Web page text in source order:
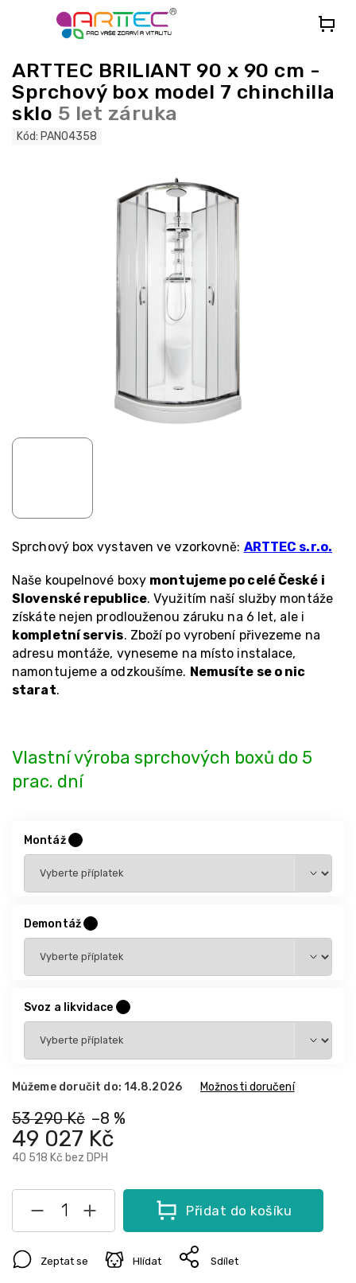
ARTTEC BRILIANT 90 x 90 cm -
Sprchový box model 7 chinchilla
sklo 5 let záruka
Kód: PAN04358
53 290 Kč –8 %
49 027 Kč
40 518 Kč bez DPH
Vlastní výroba sprchových boxů do 5
prac. dní
Montáž
Demontáž
Svoz a likvidace
Můžeme doručit do: 14.8.2026 Možnosti doručení
Přidat do košíku
Sprchový box vystaven ve vzorkovně: ARTTEC s.r.o.
Naše koupelnové boxy montujeme po celé České i
Slovenské republice. Využitím naší služby montáže
získáte nejen prodlouženou záruku na 6 let, ale i
kompletní servis. Zboží po vyrobení přivezeme na
adresu montáže, vyneseme na místo instalace,
namontujeme a odzkoušíme. Nemusíte se o nic
starat.
Zeptat se Hlídat Sdílet